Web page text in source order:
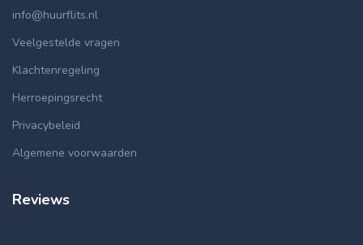
info@huurflits.nl
Veelgestelde vragen
Klachtenregeling
Herroepingsrecht
Privacybeleid
Algemene voorwaarden
Reviews